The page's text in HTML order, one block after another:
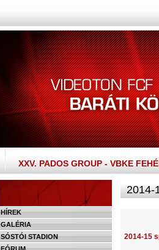
XXV. PADOS GROUP - VBKE
HÍREK
GALÉRIA
SÓSTÓI STADION
2014-
2014-15